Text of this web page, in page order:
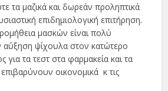
τα μαζικά και δωρεάν προληπτικά
επιδημιολογική επιτήρηση.
μασκών είναι πολύ
αύξηση ψίχουλα στον κατώτερο
για τα τεστ στα φαρμακεία και τα
οικονομικά κ τις